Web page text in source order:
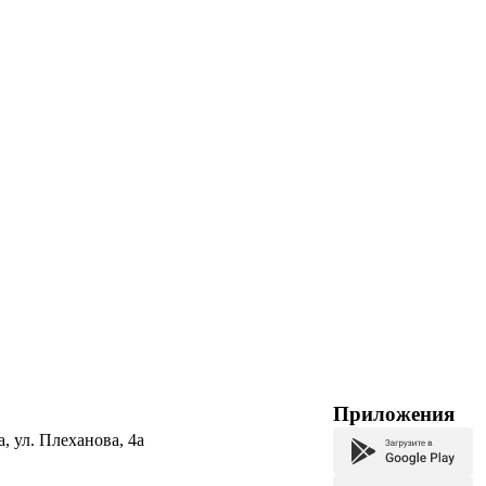
ул. Плеханова, 4а
Приложения